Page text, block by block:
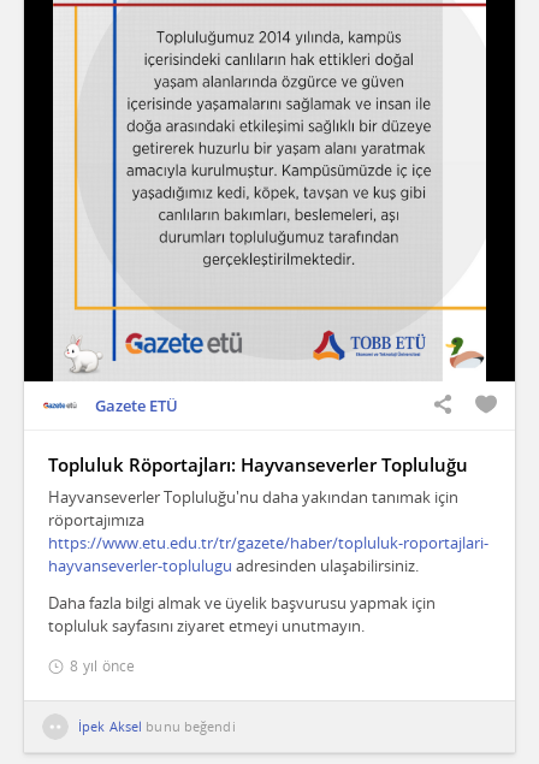
Gazete ETÜ
Topluluk Röportajları: Hayvanseverler Topluluğu
Hayvanseverler Topluluğu'nu daha yakından tanımak için
röportajımıza
https://www.etu.edu.tr/tr/gazete/haber/topluluk-roportajlari-
hayvanseverler-toplulugu adresinden ulaşabilirsiniz.
Daha fazla bilgi almak ve üyelik başvurusu yapmak için
topluluk sayfasını ziyaret etmeyi unutmayın.
8 yıl önce
İpek Aksel bunu beğendi